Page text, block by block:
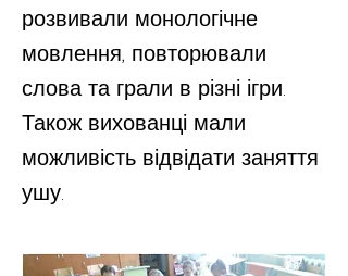
розвивали монологічне
мовлення, повторювали
слова та грали в різні ігри.
Також вихованці мали
можливість відвідати заняття
ушу.